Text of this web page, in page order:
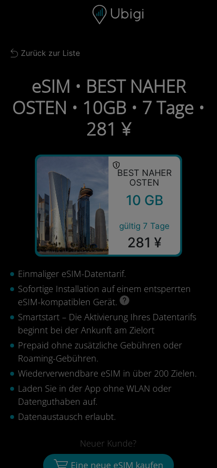
Navigationsleiste Fußzeile
Back to list
Zurück zur Liste
eSIM • BEST NAHER
OSTEN • 10GB • 7 Tage •
281 ¥
BEST NAHER
OSTEN
10 GB
gültig 7 Tage
281 ¥
Einmaliger eSIM-Datentarif.
Sofortige Installation auf einem entsperrten
eSIM-kompatiblen Gerät.
Smartstart – Die Aktivierung Ihres Datentarifs
beginnt bei der Ankunft am Zielort
Prepaid ohne zusätzliche Gebühren oder
Roaming-Gebühren.
Wiederverwendbare eSIM in über 200 Zielen.
Laden Sie in der App ohne WLAN oder
Datenguthaben auf.
Datenaustausch erlaubt.
Neuer Kunde?
Eine neue eSIM kaufen